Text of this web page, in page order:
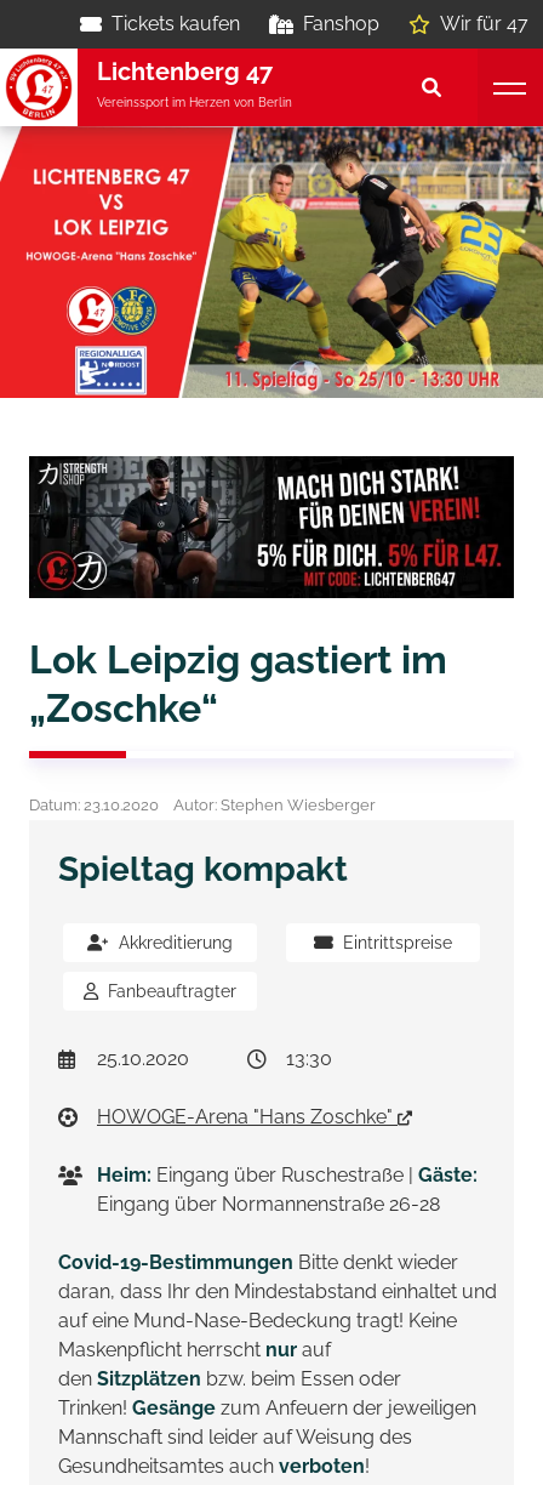
Tickets kaufen Fanshop Wir für 47
Lichtenberg 47
Vereinssport im Herzen von Berlin
Lok Leipzig gastiert im
„Zoschke“
Datum: 23.10.2020 Autor: Stephen Wiesberger
Spieltag kompakt
Akkreditierung Eintrittspreise
Fanbeauftragter
25.10.2020 13:30
HOWOGE-Arena "Hans Zoschke"
Heim: Eingang über Ruschestraße | Gäste:
Eingang über Normannenstraße 26-28
Covid-19-Bestimmungen Bitte denkt wieder
daran, dass Ihr den Mindestabstand einhaltet und
auf eine Mund-Nase-Bedeckung tragt! Keine
Maskenpflicht herrscht nur auf
den Sitzplätzen bzw. beim Essen oder
Trinken! Gesänge zum Anfeuern der jeweiligen
Mannschaft sind leider auf Weisung des
Gesundheitsamtes auch verboten!